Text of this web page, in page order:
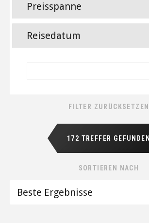
Preisspanne
Reisedatum
172 TREFFER GEFUNDEN
SORTIEREN NACH